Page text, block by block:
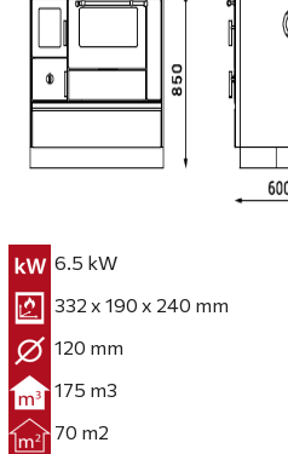
6.5 kW
332 x 190 x 240 mm
120 mm
175 m3
70 m2